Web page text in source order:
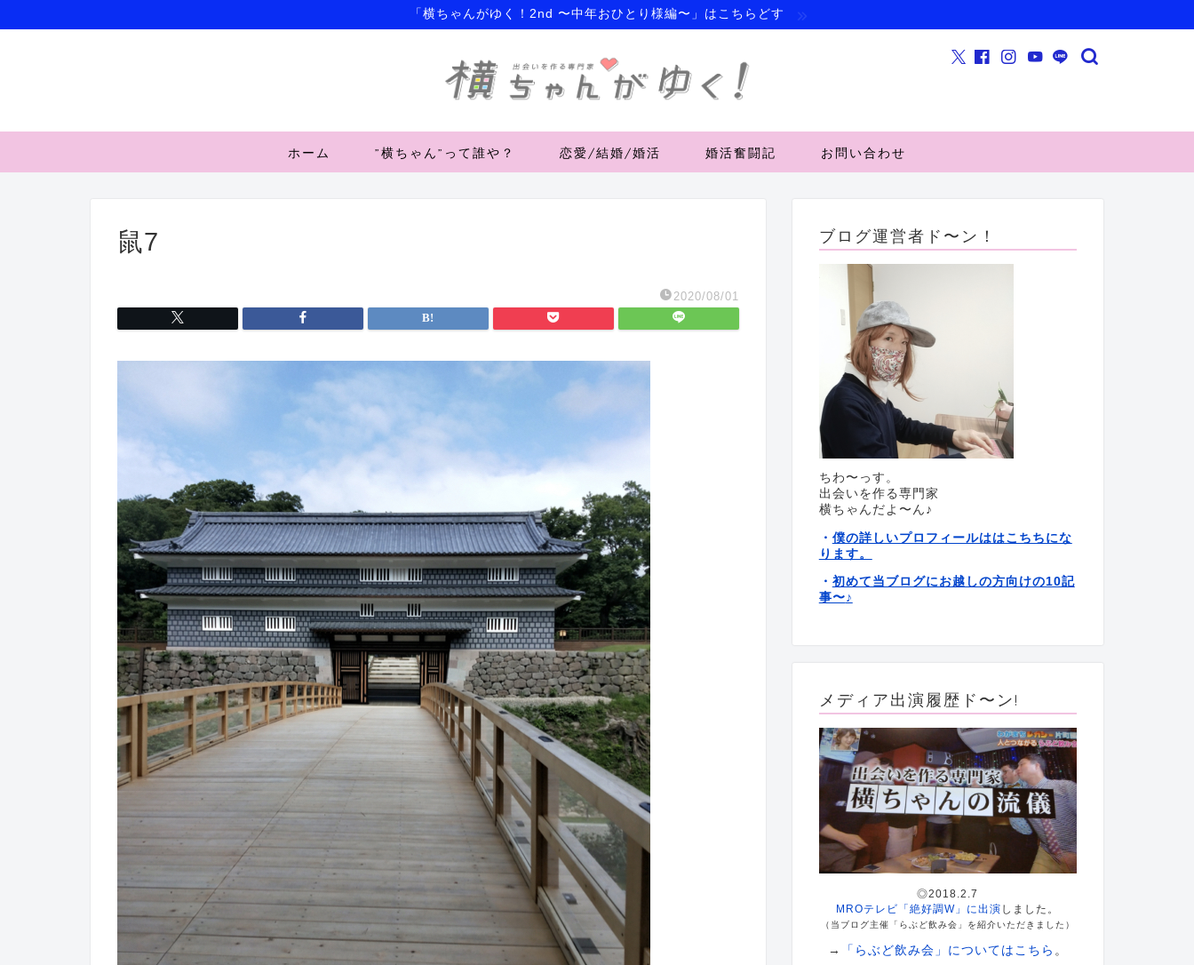
「横ちゃんがゆく！2nd 〜中年おひとり様編〜」はこちらどす
ホーム ”横ちゃん”って誰や？ 恋愛/結婚/婚活 婚活奮闘記 お問い合わせ
鼠7
2020/08/01
ブログ運営者ド〜ン！
ちわ〜っす。
出会いを作る専門家
横ちゃんだよ〜ん♪
・ 僕の詳しいプロフィールははこちちにな
ります。
・ 初めて当ブログにお越しの方向けの10記
事〜♪
メディア出演履歴ド〜ン!
◎2018.2.7
MROテレビ「絶好調W」に出演 しました。
（当ブログ主催「らぶど飲み会」を紹介いただきました）
→ 「らぶど飲み会」についてはこちら 。